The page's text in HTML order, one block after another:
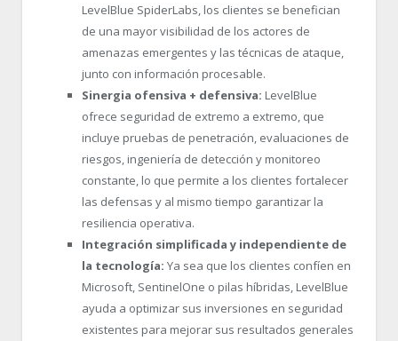
LevelBlue SpiderLabs, los clientes se benefician
de una mayor visibilidad de los actores de
amenazas emergentes y las técnicas de ataque,
junto con información procesable.
Sinergia ofensiva + defensiva: LevelBlue
ofrece seguridad de extremo a extremo, que
incluye pruebas de penetración, evaluaciones de
riesgos, ingeniería de detección y monitoreo
constante, lo que permite a los clientes fortalecer
las defensas y al mismo tiempo garantizar la
resiliencia operativa.
Integración simplificada y independiente de
la tecnología: Ya sea que los clientes confíen en
Microsoft, SentinelOne o pilas híbridas, LevelBlue
ayuda a optimizar sus inversiones en seguridad
existentes para mejorar sus resultados generales